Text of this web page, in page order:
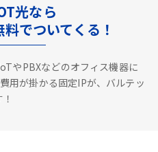
光なら
でついてくる！
やPBXなどのオフィス機器に
用が掛かる固定IPが、バルテッ